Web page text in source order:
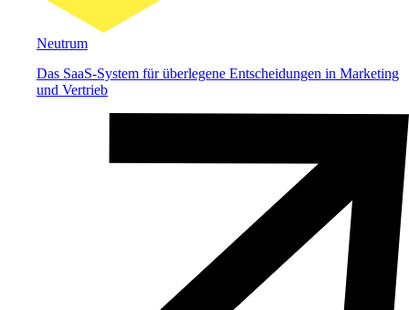
Neutrum
Das SaaS-System für überlegene Entscheidungen in Marketing
und Vertrieb